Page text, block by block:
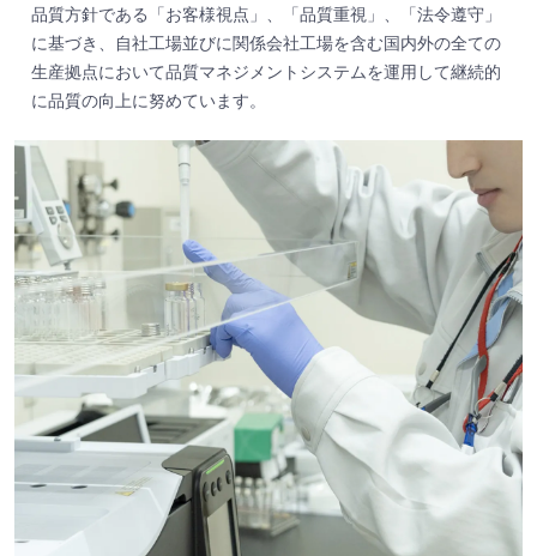
品質方針である「お客様視点」、「品質重視」、「法令遵守」
に基づき、自社工場並びに関係会社工場を含む国内外の全ての
生産拠点において品質マネジメントシステムを運用して継続的
に品質の向上に努めています。